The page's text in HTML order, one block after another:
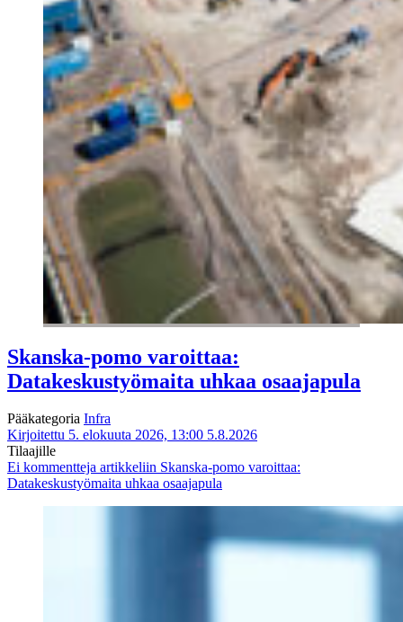
Skanska-pomo varoittaa:
Datakeskustyömaita uhkaa osaajapula
Pääkategoria Infra
Kirjoitettu 5. elokuuta 2026, 13:00 5.8.2026
Tilaajille
Ei kommentteja artikkeliin Skanska-pomo varoittaa:
Datakeskustyömaita uhkaa osaajapula